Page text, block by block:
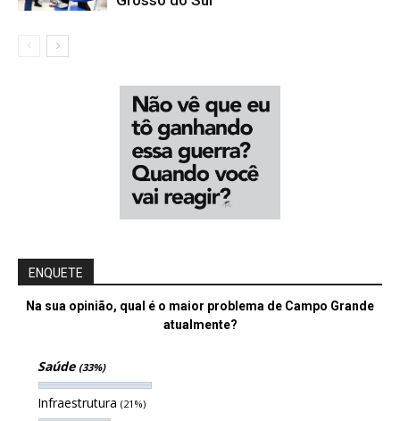
ENQUETE
Na sua opinião, qual é o maior problema de Campo Grande
atualmente?
Saúde (33%)
Infraestrutura (21%)